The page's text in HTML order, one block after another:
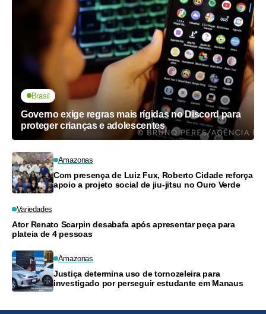
Brasil
Governo exige regras mais rígidas no Discord para
proteger crianças e adolescentes
Amazonas
Com presença de Luiz Fux, Roberto Cidade reforça
apoio a projeto social de jiu-jitsu no Ouro Verde
Variedades
Ator Renato Scarpin desabafa após apresentar peça para
plateia de 4 pessoas
Amazonas
Justiça determina uso de tornozeleira para
investigado por perseguir estudante em Manaus